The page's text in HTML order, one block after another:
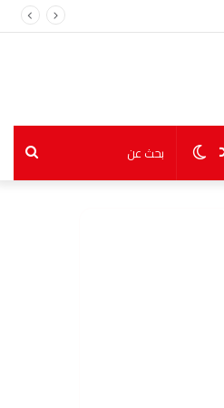
بحث
الوضعمقال